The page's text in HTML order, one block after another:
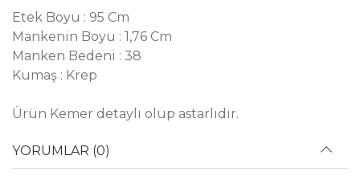
Etek Boyu : 95 Cm
Mankenin Boyu : 1,76 Cm
Manken Bedeni : 38
Kumaş : Krep
Ürün Kemer detaylı olup astarlıdır.
YORUMLAR (0)